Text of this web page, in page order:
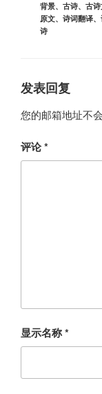
背景、 古诗、 古诗
原文、 诗词翻译、
诗
发表回复
您的邮箱地址不会
评论*
显示名称*